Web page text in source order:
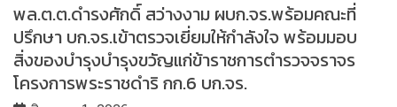
พล.ต.ต.ดำรงศักดิ์ สว่างงาม ผบก.จร.พร้อมคณะที่
ปรึกษา บก.จร.เข้าตรวจเยี่ยมให้กำลังใจ พร้อมมอบ
สิ่งของบำรุงบำรุงขวัญแก่ข้าราชการตำรวจจราจร
โครงการพระราชดำริ กก.6 บก.จร.